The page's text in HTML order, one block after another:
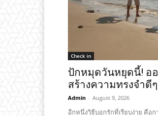
Check in
ปักหมุดวันหยุดนี้! ออ
สร้างความทรงจำ
Admin - August 9, 2026
อีกหนึ่งวิธีบอกรักที่เรียบง่าย คื